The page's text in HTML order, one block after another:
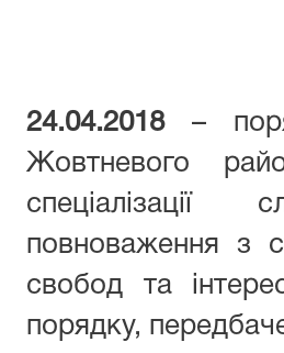
24.04.2018–
Жовтневого
спеціалізації
повноваження з
свобод та
порядку,